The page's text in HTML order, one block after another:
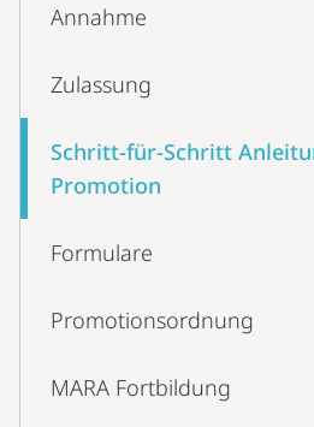
Annahme
Zulassung
Schritt-für-Schritt
Promotion
Formulare
Promotionsordnung
MARA Fortbildung